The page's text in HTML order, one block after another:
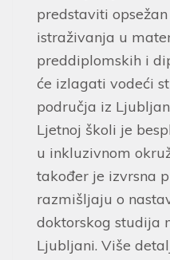
predstaviti
istraživanja u
preddiplomskih i
će izlagati vodeći
područja iz
Ljetnoj školi je
u inkluzivnom
također je izvrsna
razmišljaju o
doktorskog studija
Ljubljani. Više